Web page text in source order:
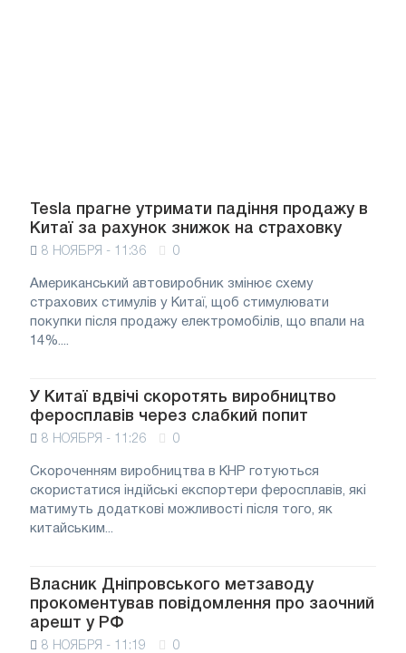
Tesla прагне утримати падіння продажу в
Китаї за рахунок знижок на страховку
8 НОЯБРЯ - 11:36 0
Американський автовиробник змінює схему
страхових стимулів у Китаї, щоб стимулювати
покупки після продажу електромобілів, що впали на
14%....
У Китаї вдвічі скоротять виробництво
феросплавів через слабкий попит
8 НОЯБРЯ - 11:26 0
Скороченням виробництва в КНР готуються
скористатися індійські експортери феросплавів, які
матимуть додаткові можливості після того, як
китайським...
Власник Дніпровського метзаводу
прокоментував повідомлення про заочний
арешт у РФ
8 НОЯБРЯ - 11:19 0